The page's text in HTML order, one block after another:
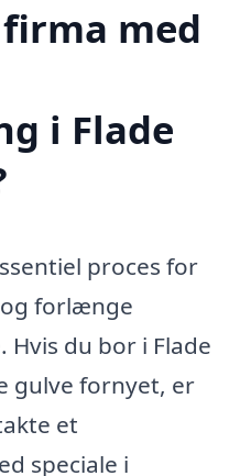
med
i Flade
proces for
forlænge
du bor i Flade
gulve fornyet, er
et
speciale i